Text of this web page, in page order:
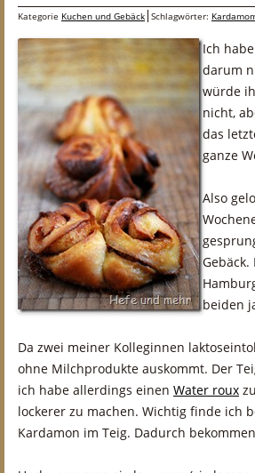
Kategorie Kuchen und Gebäck Schlagwörter:
Ich
darum
würde
nicht,
das
ganze
Also
beiden
Da zwei meiner Kolleginnen
ohne Milchprodukte auskommt. Der
ich habe allerdings einen Water roux
lockerer zu machen. Wichtig finde ich
Kardamon im Teig. Dadurch